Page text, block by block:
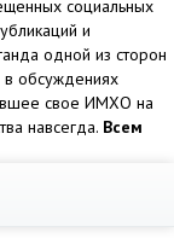
социальных
и
одной из сторон
в обсуждениях
свое ИМХО на
навсегда. Всем